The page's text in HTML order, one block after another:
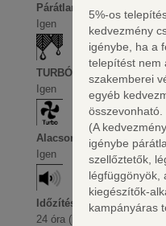
Párátlanító üzemmód
Igen
TURBÓ üzemmód
Igen
Alacsony zajszintű
Igen
Időzítés
24 óra (idő intervallum)
5%-os
kedvezmény
igénybe, ha a
telepítést nem
szakemberei
egyéb
összevonható.
(A
igénybe
szellőztetők,
légfüggönyök,
kiegészítők-
kampányáras